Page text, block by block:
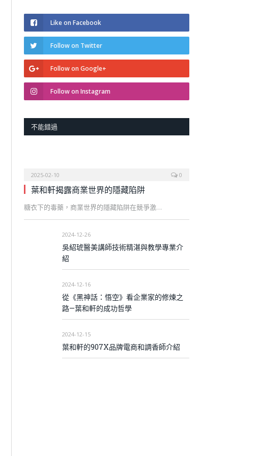
Like on Facebook
Follow on Twitter
Follow on Google+
Follow on Instagram
不能錯過
2025-02-10 0
葉和軒揭露商業世界的隱藏陷阱
糖衣下的毒藥，商業世界的隱藏陷阱在競爭激…
2024-12-26
吳紹琥醫美講師技術精湛與教學專業介
紹
2024-12-16
從《黑神話：悟空》看企業家的修煉之
路—葉和軒的成功哲學
2024-12-15
葉和軒的907X品牌電商和調香師介紹